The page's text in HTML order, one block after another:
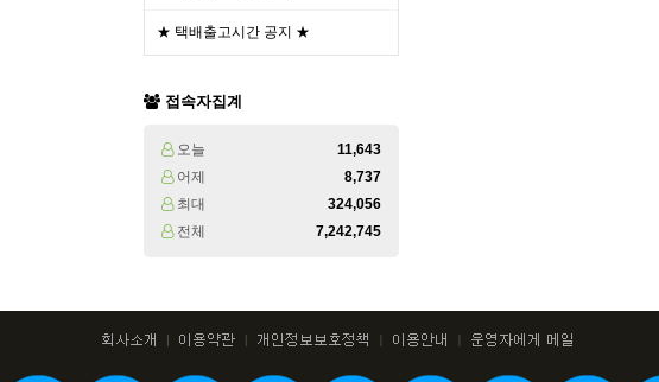
★ 택배출고시간 공지 ★
접속자집계
오늘
11,643
어제
8,737
최대
324,056
전체
7,242,745